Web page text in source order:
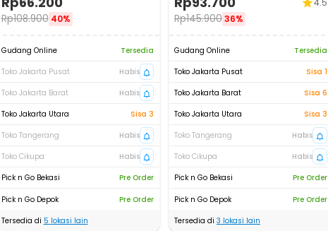
Rp108.900 40%
Gudang Online
Tersedia
Toko Jakarta Pusat
Habis
Toko Jakarta Barat
Habis
Toko Jakarta Utara
Sisa 3
Toko Tangerang
Habis
Toko Cikupa
Habis
Pick n Go Bekasi
Pre Order
Pick n Go Depok
Pre Order
Tersedia di 5 lokasi lain
Rp145.90036%
4.5
Gudang Online
Tersedia
Toko Jakarta Pusat
Sisa 1
Toko Jakarta Barat
Sisa 6
Toko Jakarta Utara
Sisa 3
Toko Tangerang
Habis
Toko Cikupa
Habis
Pick n Go Bekasi
Pre Order
Pick n Go Depok
Pre Order
Tersedia di 3 lokasi lain